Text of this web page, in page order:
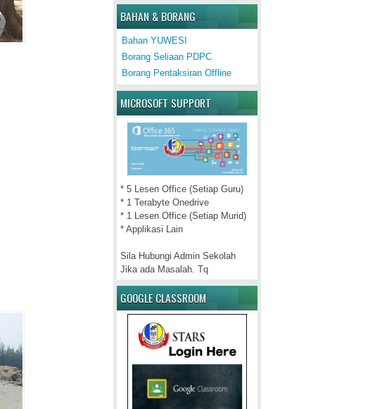
BAHAN & BORANG
Bahan YUWESI
Borang Seliaan PDPC
Borang Pentaksiran Offline
MICROSOFT SUPPORT
* 5 Lesen Office (Setiap Guru)
* 1 Terabyte Onedrive
* 1 Lesen Office (Setiap Murid)
* Applikasi Lain
Sila Hubungi Admin Sekolah
Jika ada Masalah. Tq
GOOGLE CLASSROOM